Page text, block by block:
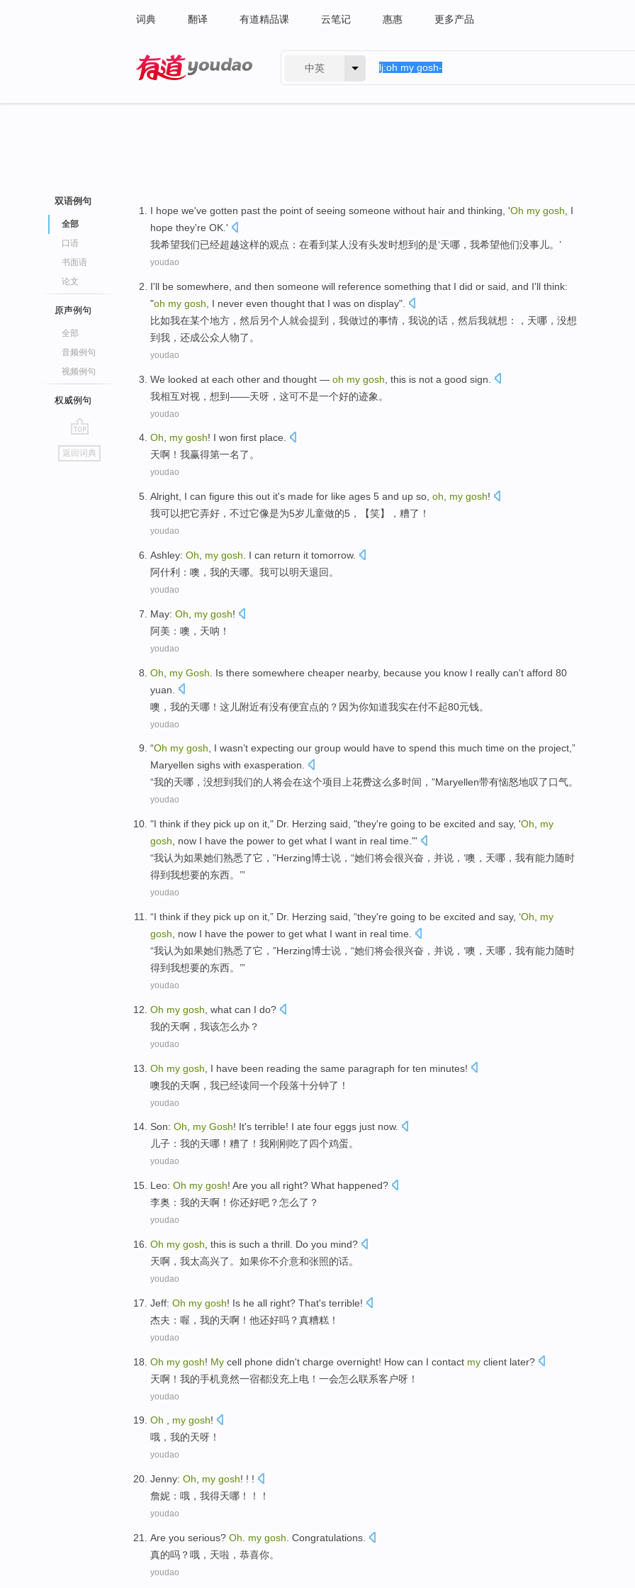
词典 翻译 有道精品课 云笔记 惠惠 更多产品
中英
双语例句
全部
口语
书面语
论文
原声例句
全部
音频例句
视频例句
权威例句
go
top
返回词典
I hope we've gotten past the point of seeing someone without hair and thinking , 'Oh my gosh , I
hope they're OK .'
我希望我们已经超越这样的观点 ：在看到某人没有头发时想到 的是‘天哪 ，我希望他们没事儿。’
youdao
I'll be somewhere , and then someone will reference something that I did or said , and I'll think:
"oh my gosh I never even thought that I was on display".
比如我在某个地方， 然后另个人就会提到 ，我做过的事情 ，我说的话 ，然后我就想 ：， 天哪 ， 没想
到我，还成公众人物了。
youdao
We looked at each other and thought — oh my gosh this is not a good sign
我相互对视， 想到——天呀 ， 这可不是一个好的迹象 。
youdao
Oh, my gosh! I won first place.
天啊 ！ 我赢得第一名了。
youdao
Alright, I can figure this out it's made for like ages 5 and up so, oh my gosh!
我可以把它弄好，不过它像是为5岁儿童做的5，【笑】， 糟了！
youdao
Ashley: Oh my gosh I can return it tomorrow.
阿什利
： 噢 ， 我的天哪。 我可以明天退回 。
youdao
May: Oh my gosh!
阿美 ： 噢 ， 天呐！
youdao
Oh my Gosh . Is there somewhere cheaper nearby, because you know I really can't afford 80
yuan
噢 ， 我的天哪！这儿附近有没有便宜点的？ 因为你知道我实在付不起80元钱。
youdao
“Oh my gosh, I wasn’t expecting our group would have to spend this much time on the project,”
Maryellen sighs with exasperation.
“我的天哪，没想到我们的人将会在这个项目上花费这么多时间 ，”Maryellen带有恼怒地叹了口气。
youdao
"I think if they pick up on it ," Dr. Herzing said , "they're going to be excited and say, 'Oh
my
gosh , now I have the power to get what I want in real time ."'
“我认为如果她们熟悉了它 ，”Herzing博士说 ，“她们将会很兴奋， 并说 ，‘噢 ， 天哪，我有能力随时
得到我想要的东西。’”
youdao
“I think if they pick up on it ,” Dr. Herzing said , “they're going to be excited and say, ‘Oh
my
gosh , now I have the power to get what I want in real time
“我认为如果她们熟悉了它 ，”Herzing博士说 ，“她们将会很兴奋， 并说 ，‘噢 ， 天哪，我有能力随时
得到我想要的东西。’”
youdao
Oh my gosh , what can I do?
我的天啊 ， 我该怎么办 ？
youdao
Oh my gosh I have been reading the same paragraph for ten minutes!
噢我的天啊 ， 我已经读同一个段落十分钟了！
youdao
Son: Oh, my Gosh! It's terrible! I ate four eggs just now.
儿子 ： 我的天哪 ！ 糟了！ 我刚刚吃了四个鸡蛋。
youdao
Leo: Oh my gosh! Are you all right? What happened?
李奥 ： 我的天啊 ！ 你还好吧？怎么了？
youdao
Oh my gosh , this is such a thrill Do you mind?
天啊 ，我太高兴了 。 如果你不介意和张照的话。
youdao
Jeff: Oh my gosh! Is he all right? That's terrible!
杰夫 ： 喔 ， 我的天啊 ！ 他还好吗？真糟糕！
youdao
Oh my gosh! My cell phone didn't charge overnight! How can I contact my client later?
天啊！ 我的手机竟然一宿都没充 上电！ 一会怎么联系客户呀！
youdao
Oh , my gosh!
哦 ， 我的天呀 ！
youdao
Jenny: Oh my gosh! ! !
詹妮 ： 哦 ， 我得天哪 ！！！
youdao
Are you serious? Oh my gosh Congratulations
真的吗？哦， 天啦，恭喜你。
youdao